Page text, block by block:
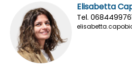
Elisabetta
Tel.